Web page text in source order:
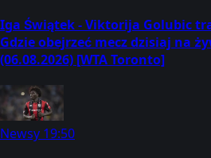
Iga Świątek - Viktorija Golubic
Gdzie obejrzeć mecz dzisiaj na
(06.08.2026) [WTA Toronto]
Newsy 19:50